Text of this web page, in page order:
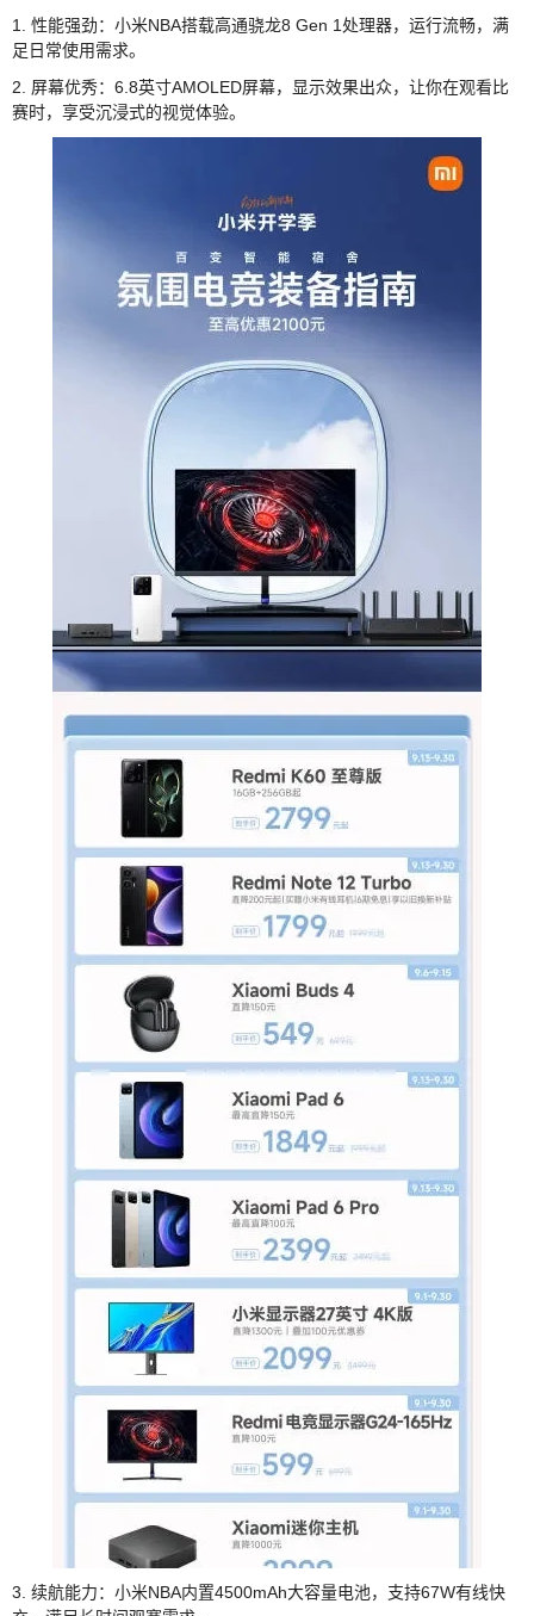
1. 性能强劲：小米NBA搭载高通骁龙8 Gen 1处理器，运行流畅，满
足日常使用需求。
2. 屏幕优秀：6.8英寸AMOLED屏幕，显示效果出众，让你在观看比
赛时，享受沉浸式的视觉体验。
3. 续航能力：小米NBA内置4500mAh大容量电池，支持67W有线快